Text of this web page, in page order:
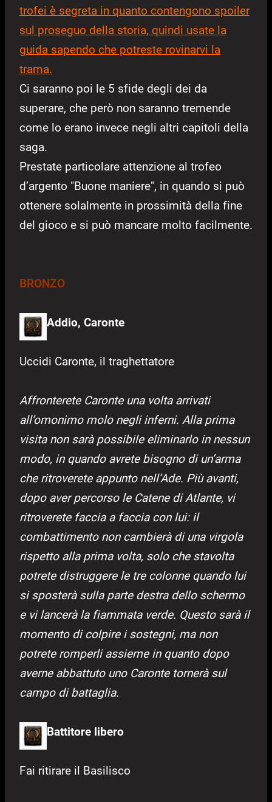
trofei è segreta in quanto contengono spoiler
sul proseguo della storia, quindi usate la
guida sapendo che potreste rovinarvi la
trama.
Ci saranno poi le 5 sfide degli dei da
superare, che però non saranno tremende
come lo erano invece negli altri capitoli della
saga.
Prestate particolare attenzione al trofeo
d’argento "Buone maniere", in quando si può
ottenere solalmente in prossimità della fine
del gioco e si può mancare molto facilmente.
BRONZO
Addio, Caronte
Uccidi Caronte, il traghettatore
Affronterete Caronte una volta arrivati
all’omonimo molo negli inferni. Alla prima
visita non sarà possibile eliminarlo in nessun
modo, in quando avrete bisogno di un’arma
che ritroverete appunto nell’Ade. Più avanti,
dopo aver percorso le Catene di Atlante, vi
ritroverete faccia a faccia con lui: il
combattimento non cambierà di una virgola
rispetto alla prima volta, solo che stavolta
potrete distruggere le tre colonne quando lui
si sposterà sulla parte destra dello schermo
e vi lancerà la fiammata verde. Questo sarà il
momento di colpire i sostegni, ma non
potrete romperli assieme in quanto dopo
averne abbattuto uno Caronte tornerà sul
campo di battaglia.
Battitore libero
Fai ritirare il Basilisco